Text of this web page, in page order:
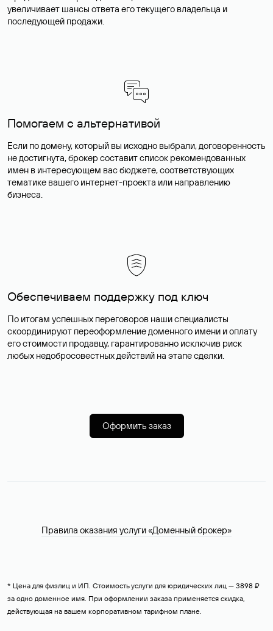
увеличивает шансы ответа его текущего владельца и
последующей продажи.
Помогаем с альтернативой
Если по домену, который вы исходно выбрали, договоренность
не достигнута, брокер составит список рекомендованных
имен в интересующем вас бюджете, соответствующих
тематике вашего интернет-проекта или направлению
бизнеса.
Обеспечиваем поддержку под ключ
По итогам успешных переговоров наши специалисты
скоординируют переоформление доменного имени и оплату
его стоимости продавцу, гарантированно исключив риск
любых недобросовестных действий на этапе сделки.
Оформить заказ
Правила оказания услуги «Доменный брокер»
* Цена для физлиц и ИП. Стоимость услуги для юридических лиц — 3898 ₽
за одно доменное имя. При оформлении заказа применяется скидка,
действующая на вашем корпоративном тарифном плане.